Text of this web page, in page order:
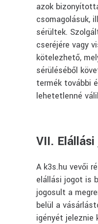
azok
csomagolásuk,
sérültek.
cseréjére vagy
kötelezhető,
sérüléséből
termék további
lehetetlenné
VII.
A k3s.hu vevői
elállási jogot is
jogosult a
belül a
igényét jeleznie